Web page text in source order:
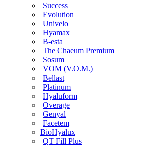
Success
Evolution
Univelo
Hyamax
B-esta
The Chaeum Premium
Sosum
VOM (V.O.M.)
Bellast
Platinum
Hyaluform
Overage
Genyal
Facetem
BioHyalux
QT Fill Plus